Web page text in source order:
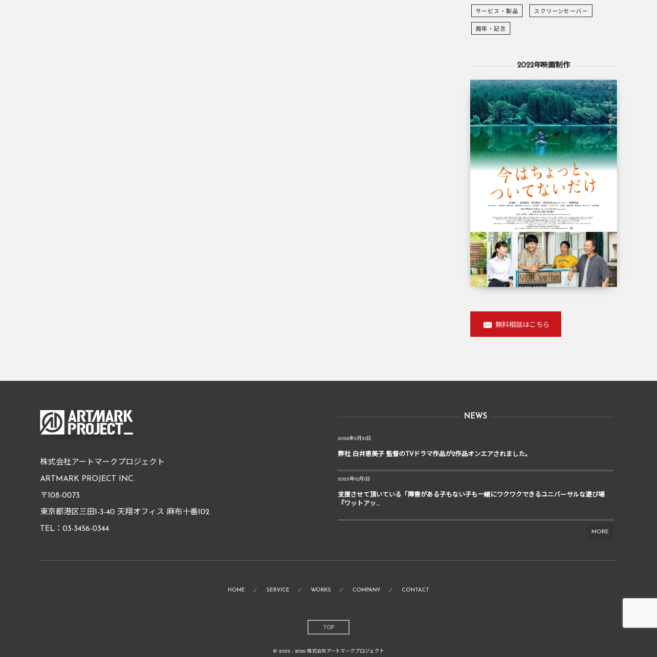
サービス・製品 スクリーンセーバー
周年・記念
2022年映画制作
無料相談はこちら
株式会社アートマークプロジェクト
ARTMARK PROJECT INC.
〒108-0073
東京都港区三田1-3-40 天翔オフィス 麻布十番102
TEL：03-3456-0344
NEWS
2026年5月21日
弊社 白井恵美子 監督のTVドラマ作品が2作品オンエアされました。
2025年12月1日
支援させて頂いている「障害がある子もない子も一緒にワクワクできるユニバーサルな遊び場
『ワットアッ...
MORE
HOME SERVICE WORKS COMPANY CONTACT
TOP
© 2022 - 2026株式会社アートマークプロジェクト